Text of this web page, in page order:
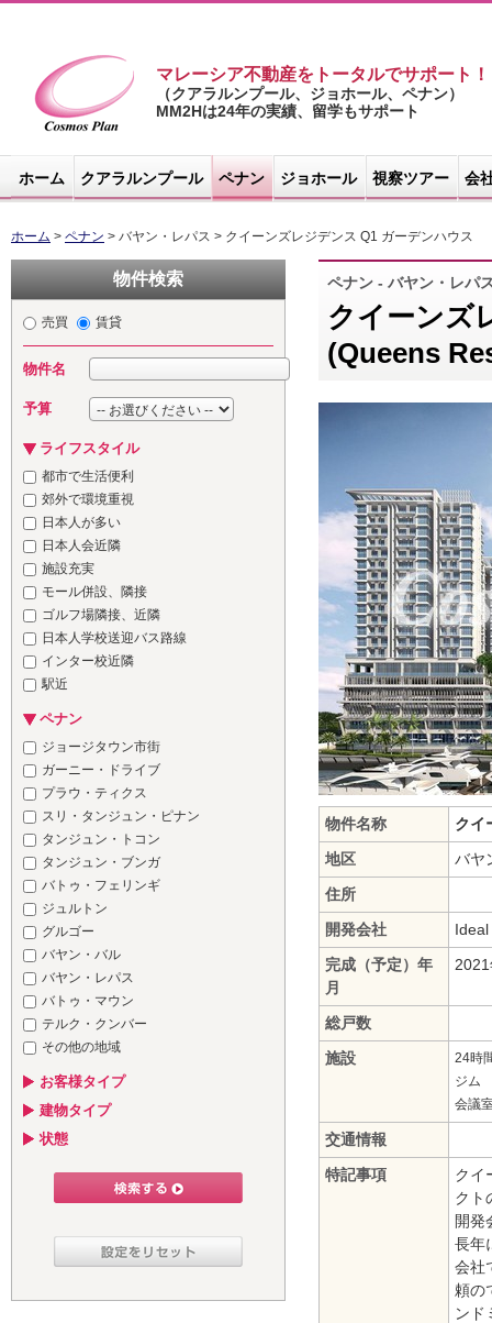
コスモスプラ
マレーシア不動産をトータルでサポート！
（クアラルンプール、ジョホール、ペナン）
MM2Hは24年の実績、留学もサポート
ホーム クアラルンプール ペナン ジョホール 視察ツアー 会
ホーム > ペナン > バヤン・レパス > クイーンズレジデンス Q1 ガーデンハウス
物件検索
売買 賃貸
物件名
予算
ライフスタイル
都市で生活便利
郊外で環境重視
日本人が多い
日本人会近隣
施設充実
モール併設、隣接
ゴルフ場隣接、近隣
日本人学校送迎バス路線
インター校近隣
駅近
ペナン
ジョージタウン市街
ガーニー・ドライブ
プラウ・ティクス
スリ・タンジュン・ピナン
タンジュン・トコン
タンジュン・ブンガ
バトゥ・フェリンギ
ジュルトン
グルゴー
バヤン・バル
バヤン・レパス
バトゥ・マウン
テルク・クンバー
その他の地域
お客様タイプ
建物タイプ
状態
ペナン - バヤン・レパ
クイーンズ
(Queens
物件名称
クイ
地区
バヤ
住所
開発会社
完成（予定）年
月
総戸数
施設
24時
ジム
会議
交通情報
特記事項
クイ
クト
開発
長年
会社
頼の
ンド